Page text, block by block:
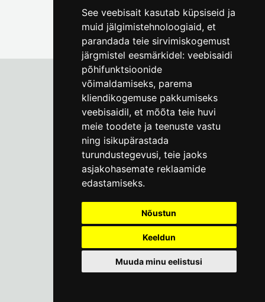
See veebisait kasutab küpsiseid ja
muid jälgimistehnoloogiaid, et
parandada teie sirvimiskogemust
järgmistel eesmärkidel: veebisaidi
põhifunktsioonide
võimaldamiseks, parema
kliendikogemuse pakkumiseks
veebisaidil, et mõõta teie huvi
meie toodete ja teenuste vastu
ning isikupärastada
turundustegevusi, teie jaoks
asjakohasemate reklaamide
edastamiseks.
Nõustun
Keeldun
Muuda minu eelistusi
Tallinna Linnamuuseum
Vene 17
E-R kell 9-17(+372) 610 4178
info@linnamuuseum.ee
Küpsisepoliitika